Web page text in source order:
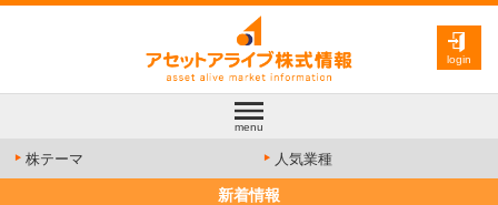
login
menu
株テーマ 人気業種
新着情報